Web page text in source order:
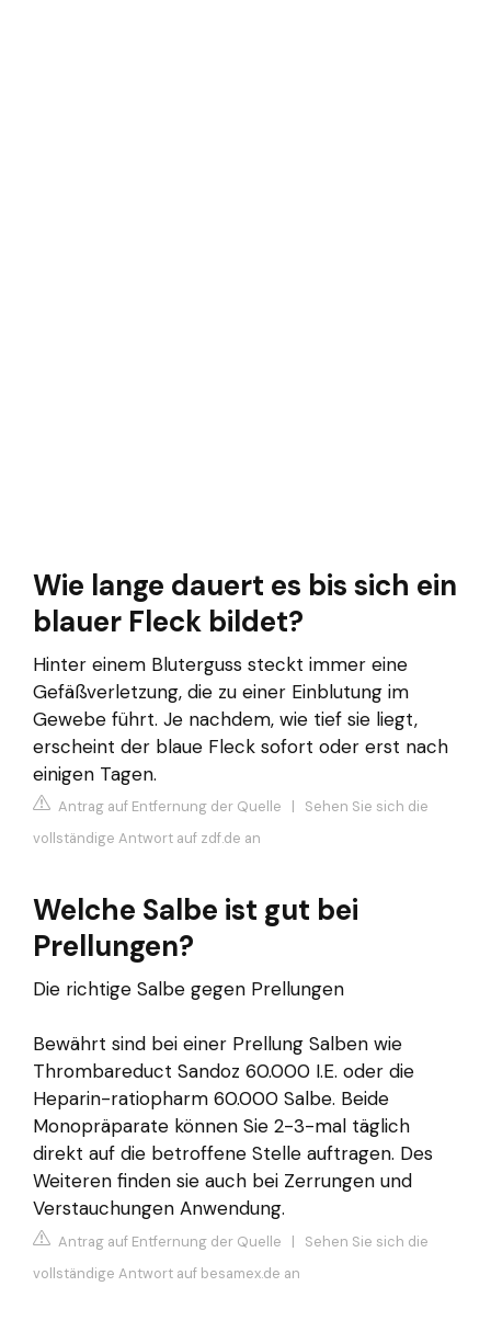
Wie lange dauert es bis sich ein
blauer Fleck bildet?
Hinter einem Bluterguss steckt immer eine
Gefäßverletzung, die zu einer Einblutung im
Gewebe führt. Je nachdem, wie tief sie liegt,
erscheint der blaue Fleck sofort oder erst nach
einigen Tagen.
Antrag auf Entfernung der Quelle | Sehen Sie sich die
vollständige Antwort auf zdf.de an
Welche Salbe ist gut bei
Prellungen?
Die richtige Salbe gegen Prellungen
Bewährt sind bei einer Prellung Salben wie
Thrombareduct Sandoz 60.000 I.E. oder die
Heparin-ratiopharm 60.000 Salbe. Beide
Monopräparate können Sie 2-3-mal täglich
direkt auf die betroffene Stelle auftragen. Des
Weiteren finden sie auch bei Zerrungen und
Verstauchungen Anwendung.
Antrag auf Entfernung der Quelle | Sehen Sie sich die
vollständige Antwort auf besamex.de an